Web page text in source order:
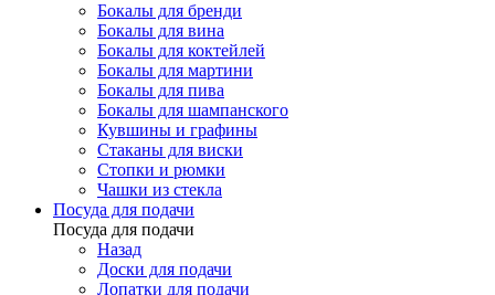
Бокалы для бренди
Бокалы для вина
Бокалы для коктейлей
Бокалы для мартини
Бокалы для пива
Бокалы для шампанского
Кувшины и графины
Стаканы для виски
Стопки и рюмки
Чашки из стекла
Посуда для подачи
Посуда для подачи
Назад
Доски для подачи
Лопатки для подачи